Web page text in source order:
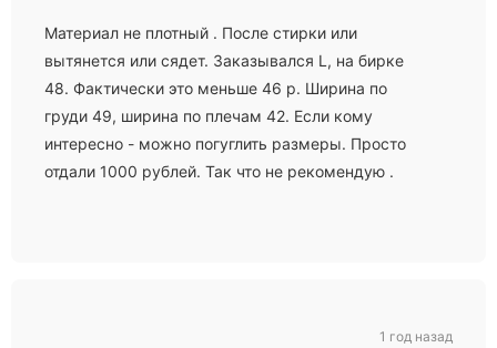
Материал не плотный . После стирки или
вытянется или сядет. Заказывался L, на бирке
48. Фактически это меньше 46 р. Ширина по
груди 49, ширина по плечам 42. Если кому
интересно - можно погуглить размеры. Просто
отдали 1000 рублей. Так что не рекомендую .
1 год назад